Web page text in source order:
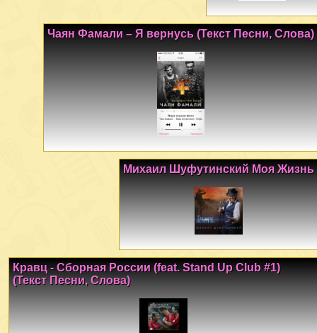
Чаян Фамали – Я вернусь (Текст Песни, Слова)
Михаил Шуфутинский Моя Жизнь
Кравц - Сборная России (feat. Stand Up Club #1)
(Текст Песни, Слова)